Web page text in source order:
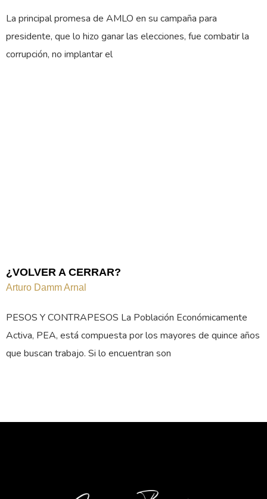
La principal promesa de AMLO en su campaña para
presidente, que lo hizo ganar las elecciones, fue combatir la
corrupción, no implantar el
¿VOLVER A CERRAR?
Arturo Damm Arnal
PESOS Y CONTRAPESOS La Población Económicamente
Activa, PEA, está compuesta por los mayores de quince años
que buscan trabajo. Si lo encuentran son